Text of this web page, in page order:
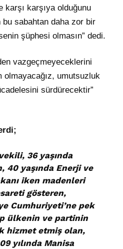
karşı karşıya olduğunu
bu sabahtan daha zor bir
şüphesi olmasın” dedi.
vazgeçmeyeceklerini
olmayacağız, umutsuzluk
sürdürecektir”
36 yaşında
40 yaşında Enerji ve
iken madenleri
gösteren,
Cumhuriyeti’ne pek
ülkenin ve partinin
hizmet etmiş olan,
yılında Manisa